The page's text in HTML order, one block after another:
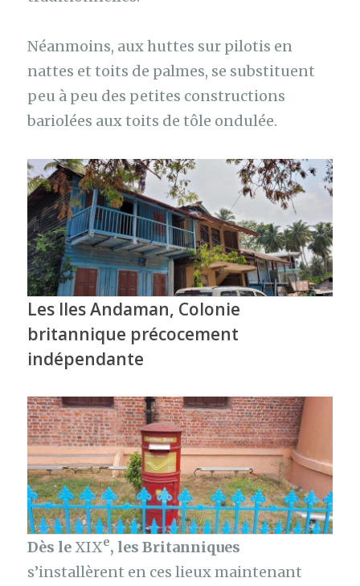
Néanmoins, aux huttes sur pilotis en
nattes et toits de palmes, se substituent
peu à peu des petites constructions
bariolées aux toits de tôle ondulée.
Les Iles Andaman, Colonie
britannique précocement
indépendante
Dès leXIXe, les Britanniques
s’installèrent en ces lieux maintenant